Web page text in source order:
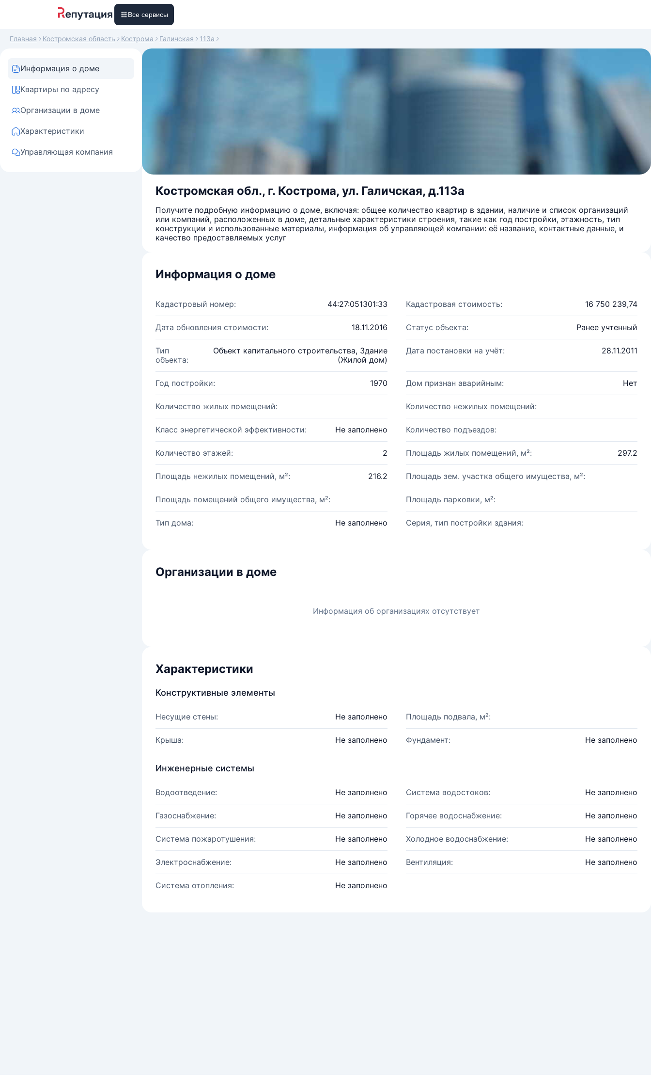
Все сервисы
Главная Костромская область Кострома Галичская 113а
Информация о доме
Квартиры по адресу
Организации в доме
Характеристики
Управляющая компания
Костромская обл., г. Кострома, ул. Галичская, д.113а
Получите подробную информацию о доме, включая: общее количество квартир в здании, наличие и список организаций
или компаний, расположенных в доме, детальные характеристики строения, такие как год постройки, этажность, тип
конструкции и использованные материалы, информация об управляющей компании: её название, контактные данные, и
качество предоставляемых услуг
Информация о доме
Кадастровый номер: 44:27:051301:33 Кадастровая стоимость: 16 750 239,74
Дата обновления стоимости: 18.11.2016 Статус объекта: Ранее учтенный
Тип
объекта:
Объект капитального строительства, Здание
(Жилой дом)
Дата постановки на учёт: 28.11.2011
Год постройки: 1970 Дом признан аварийным: Нет
Количество жилых помещений: Количество нежилых помещений:
Класс энергетической эффективности: Не заполнено Количество подъездов:
Количество этажей: 2 Площадь жилых помещений, м²: 297.2
Площадь нежилых помещений, м²: 216.2 Площадь зем. участка общего имущества, м²:
Площадь помещений общего имущества, м²: Площадь парковки, м²:
Тип дома: Не заполнено Серия, тип постройки здания:
Организации в доме
Информация об организациях отсутствует
Характеристики
Конструктивные элементы
Несущие стены: Не заполнено Площадь подвала, м²:
Крыша: Не заполнено Фундамент: Не заполнено
Инженерные системы
Водоотведение: Не заполнено Система водостоков: Не заполнено
Газоснабжение: Не заполнено Горячее водоснабжение: Не заполнено
Система пожаротушения: Не заполнено Холодное водоснабжение: Не заполнено
Электроснабжение: Не заполнено Вентиляция: Не заполнено
Система отопления: Не заполнено